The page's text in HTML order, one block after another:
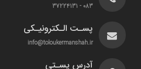
083 - 37224131
پسـت الـکترونیـکی
info@toloukermanshah.ir
آدرس پسـتی